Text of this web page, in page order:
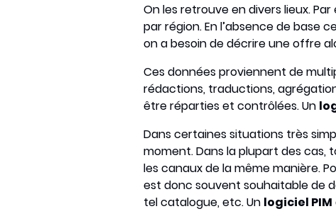
On les retrouve en divers lieux. Par
par région. En l’absence de base
on a besoin de décrire une offre
Ces données proviennent de
rédactions, traductions,
être réparties et contrôlées. Un
Dans certaines situations très
moment. Dans la plupart des cas,
les canaux de la même manière.
est donc souvent souhaitable de
tel catalogue, etc. Un logiciel PIM